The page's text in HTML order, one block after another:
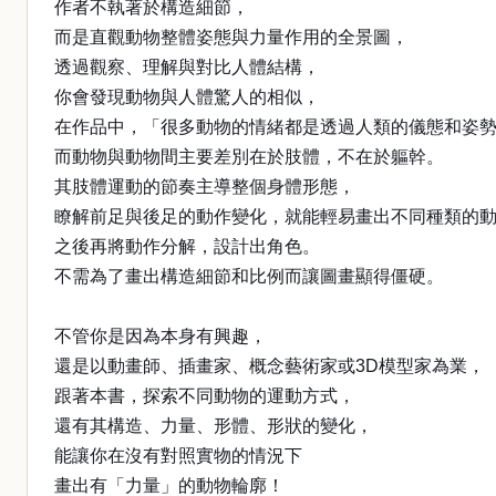
作者不執著於構造細節，
而是直觀動物整體姿態與力量作用的全景圖，
透過觀察、理解與對比人體結構，
你會發現動物與人體驚人的相似，
在作品中，「很多動物的情緒都是透過人類的儀態和姿勢
而動物與動物間主要差別在於肢體，不在於軀幹。
其肢體運動的節奏主導整個身體形態，
瞭解前足與後足的動作變化，就能輕易畫出不同種類的動
之後再將動作分解，設計出角色。
不需為了畫出構造細節和比例而讓圖畫顯得僵硬。
不管你是因為本身有興趣，
還是以動畫師、插畫家、概念藝術家或3D模型家為業，
跟著本書，探索不同動物的運動方式，
還有其構造、力量、形體、形狀的變化，
能讓你在沒有對照實物的情況下
畫出有「力量」的動物輪廓！